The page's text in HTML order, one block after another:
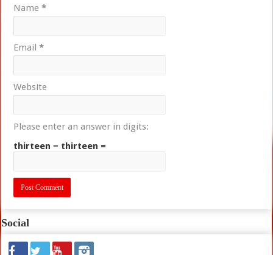
Name*
Email*
Website
Please enter an answer in digits:
thirteen − thirteen =
Social